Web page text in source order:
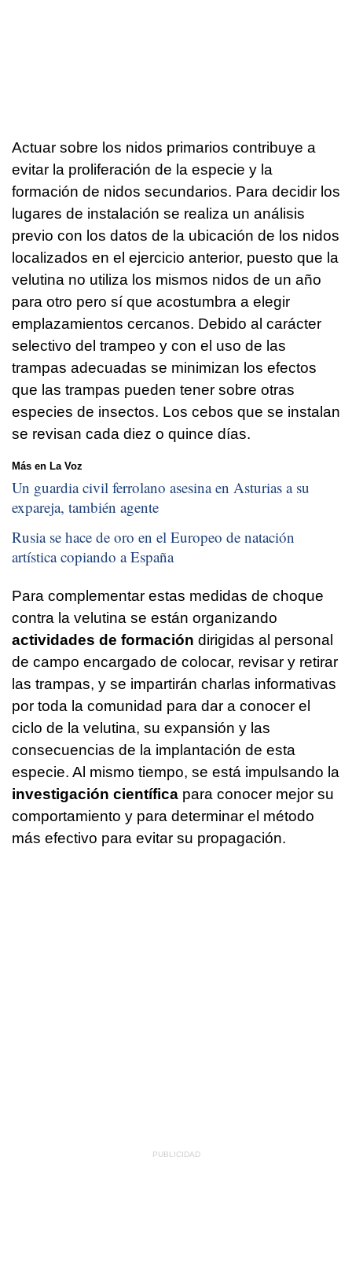
Actuar sobre los nidos primarios contribuye a
evitar la proliferación de la especie y la
formación de nidos secundarios. Para decidir los
lugares de instalación se realiza un análisis
previo con los datos de la ubicación de los nidos
localizados en el ejercicio anterior, puesto que la
velutina no utiliza los mismos nidos de un año
para otro pero sí que acostumbra a elegir
emplazamientos cercanos. Debido al carácter
selectivo del trampeo y con el uso de las
trampas adecuadas se minimizan los efectos
que las trampas pueden tener sobre otras
especies de insectos. Los cebos que se instalan
se revisan cada diez o quince días.
Más en La Voz
Un guardia civil ferrolano asesina en Asturias a su
expareja, también agente
Rusia se hace de oro en el Europeo de natación
artística copiando a España
Para complementar estas medidas de choque
contra la velutina se están organizando
actividades de formación dirigidas al personal
de campo encargado de colocar, revisar y retirar
las trampas, y se impartirán charlas informativas
por toda la comunidad para dar a conocer el
ciclo de la velutina, su expansión y las
consecuencias de la implantación de esta
especie. Al mismo tiempo, se está impulsando la
investigación científica para conocer mejor su
comportamiento y para determinar el método
más efectivo para evitar su propagación.